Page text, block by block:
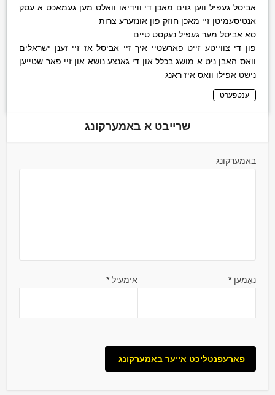
אביסל געפיל ווען גוים מאכן די ווידיאו וואלט מען געמאכט א עסק
אנטיסעמיטן זיי מאכן חוזק פון אונזערע צרות
סא אביסל מער געפיל נעקסט טיים
פון די צווייטע זייט פארשטיי איך זיי אביסל אז זיי זענן ישראלים
וואס האבן ניט א מושג בכלל און די גאנצע נושא און זיי פאר שטייען
נישט אפילו וואס איז ראנג
ענטפערט
שרייבט א באמערקונג
באמערקונג
נאָמען * אימעיל *